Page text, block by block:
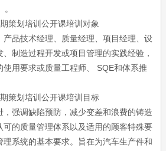
策划培训公开课培训对象
品技术经理、质量经理、项目经理、设
制造过程开发或项目管理的实践经验，
用要求或质量工程师、 SQE和体系推
策划培训公开课培训目标
强调缺陷预防，减少变差和浪费的铸造
可的质量管理体系以及适用的顾客特殊要
系统的基本要求。旨在为汽车生产件和